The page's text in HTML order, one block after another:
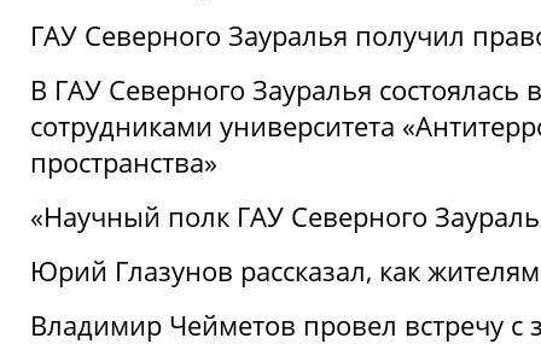
ГАУ Северного Зауралья получил
В ГАУ Северного Зауралья состоялась
сотрудниками университета
пространства»
«Научный полк ГАУ Северного
Юрий Глазунов рассказал, как
Владимир Чейметов провел встречу